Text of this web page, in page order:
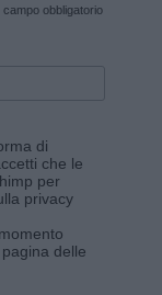
campo obbligatorio
di
che le
per
privacy
delle